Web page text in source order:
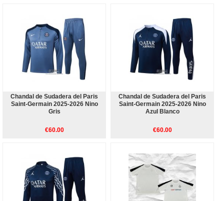
Chandal de Sudadera del Paris
Saint-Germain 2025-2026 Nino
Gris
€60.00
Chandal de Sudadera del Paris
Saint-Germain 2025-2026 Nino
Azul Blanco
€60.00